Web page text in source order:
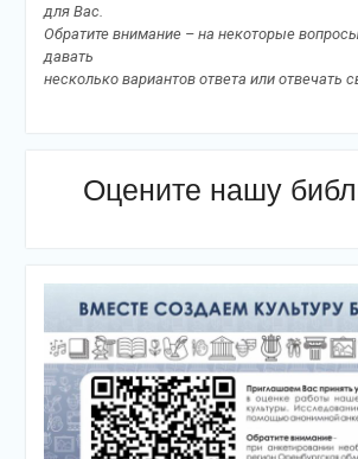
для Вас.
Обратите внимание – на некоторые
давать
несколько вариантов ответа или отвечать
Оцените нашу